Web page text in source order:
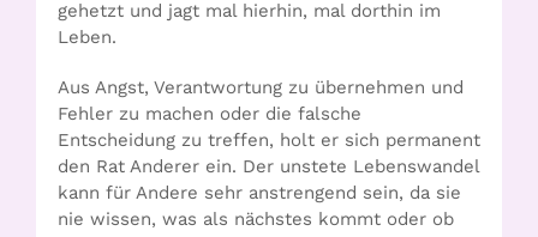
gehetzt und jagt mal hierhin, mal dorthin im
Leben.
Aus Angst, Verantwortung zu übernehmen und
Fehler zu machen oder die falsche
Entscheidung zu treffen, holt er sich permanent
den Rat Anderer ein. Der unstete Lebenswandel
kann für Andere sehr anstrengend sein, da sie
nie wissen, was als nächstes kommt oder ob